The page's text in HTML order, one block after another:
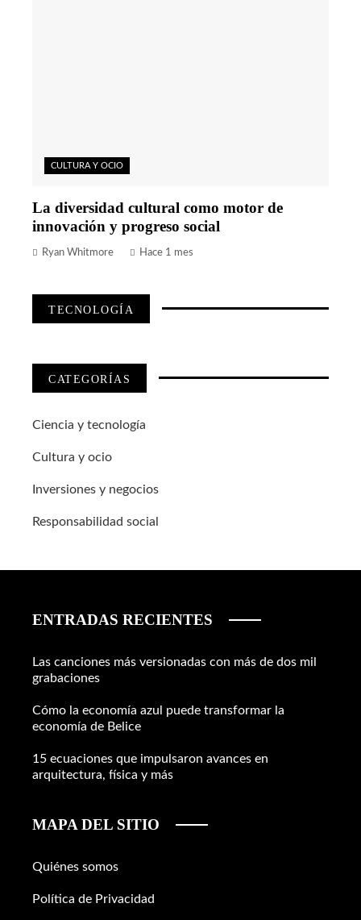
CULTURA Y OCIO
La diversidad cultural como motor de
innovación y progreso social
Ryan Whitmore Hace 1 mes
TECNOLOGÍA
CATEGORÍAS
Ciencia y tecnología
Cultura y ocio
Inversiones y negocios
Responsabilidad social
ENTRADAS RECIENTES
Las canciones más versionadas con más de dos mil
grabaciones
Cómo la economía azul puede transformar la
economía de Belice
15 ecuaciones que impulsaron avances en
arquitectura, física y más
MAPA DEL SITIO
Quiénes somos
Política de Privacidad